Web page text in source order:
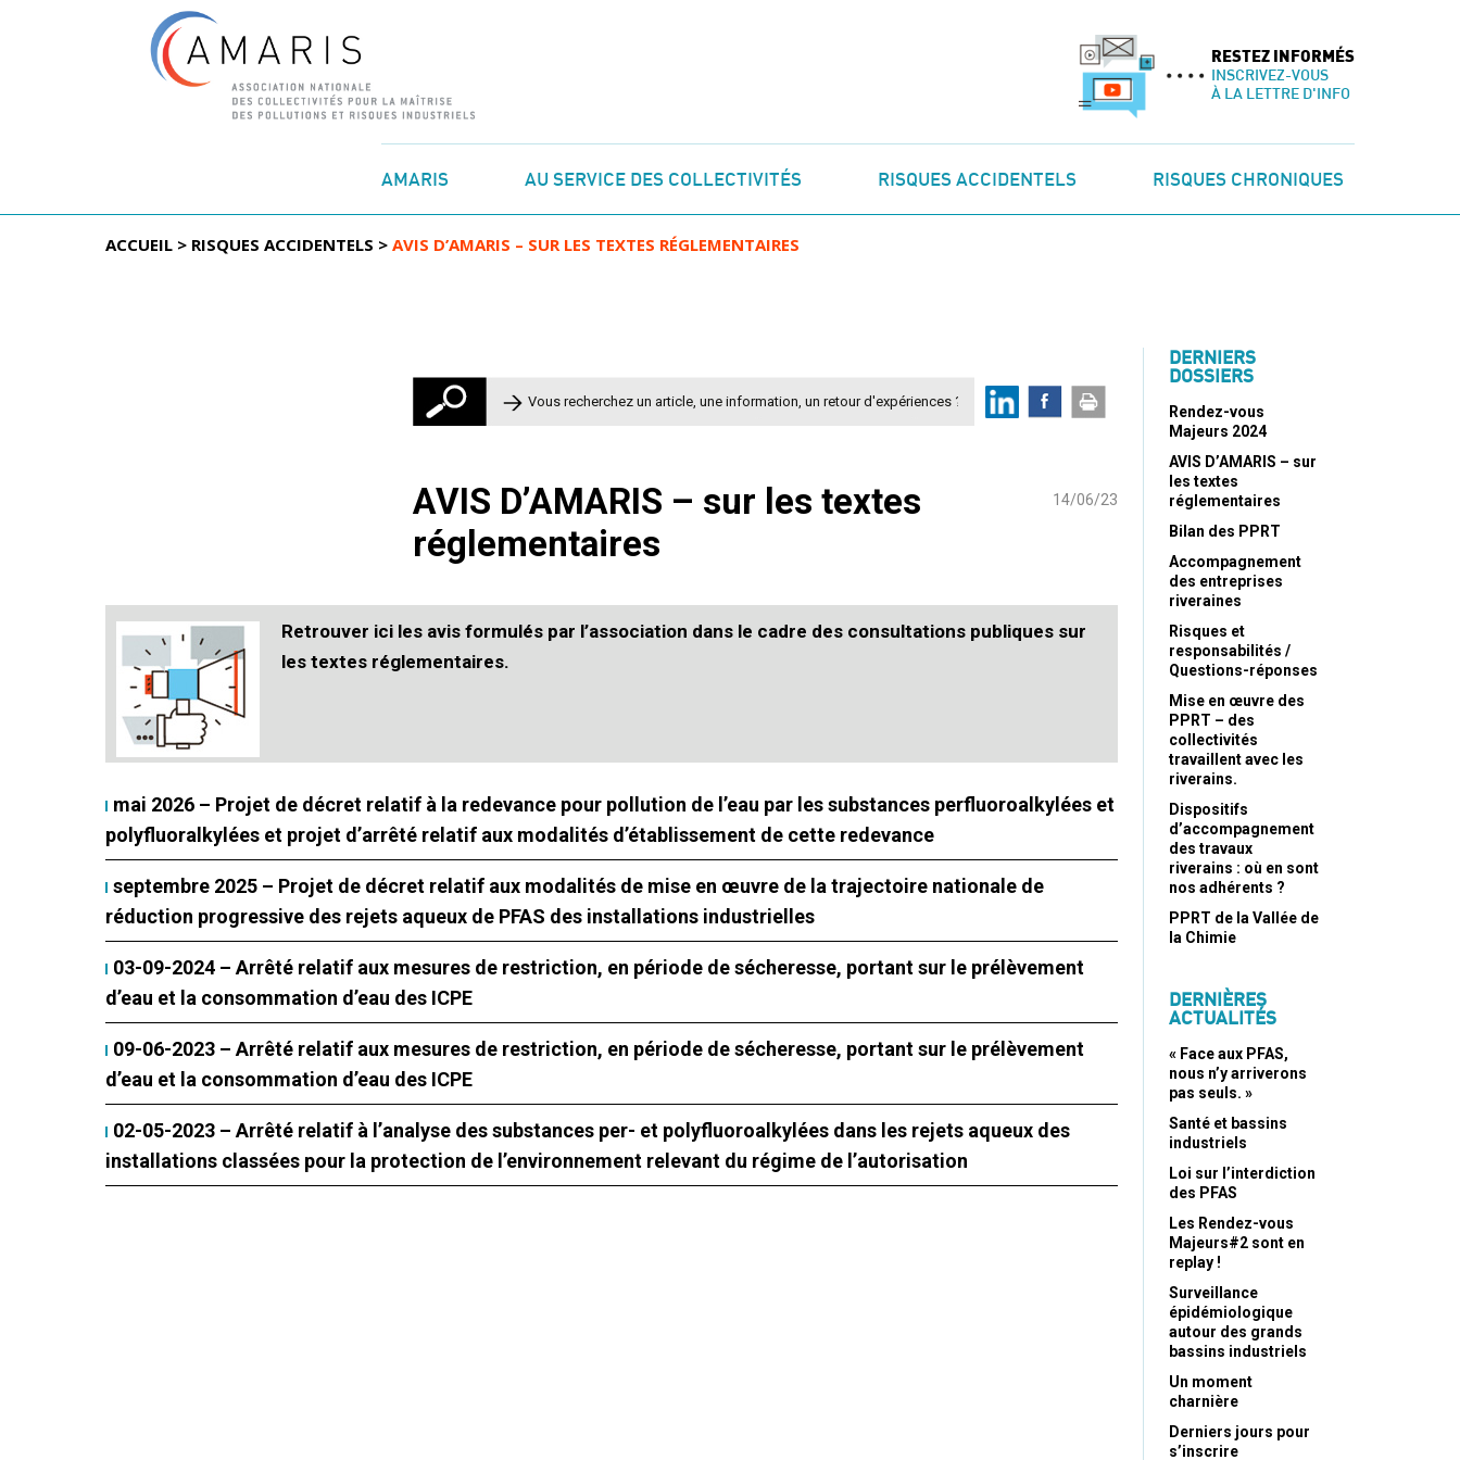
RESTEZ INFORMÉS
INSCRIVEZ-VOUS
À LA LETTRE D'INFO
AMARIS AU SERVICE DES COLLECTIVITÉS RISQUES ACCIDENTELS RISQUES CHRONIQUES
ACCUEIL > RISQUES ACCIDENTELS > AVIS D’AMARIS – SUR LES TEXTES RÉGLEMENTAIRES
Rechercher :
AVIS D’AMARIS – sur les textes
réglementaires
14/06/23
Retrouver ici les avis formulés par l’association dans le cadre des consultations publiques sur
les textes réglementaires.
mai 2026 – Projet de décret relatif à la redevance pour pollution de l’eau par les substances perfluoroalkylées et
polyfluoralkylées et projet d’arrêté relatif aux modalités d’établissement de cette redevance
septembre 2025 – Projet de décret relatif aux modalités de mise en œuvre de la trajectoire nationale de
réduction progressive des rejets aqueux de PFAS des installations industrielles
03-09-2024 – Arrêté relatif aux mesures de restriction, en période de sécheresse, portant sur le prélèvement
d’eau et la consommation d’eau des ICPE
09-06-2023 – Arrêté relatif aux mesures de restriction, en période de sécheresse, portant sur le prélèvement
d’eau et la consommation d’eau des ICPE
02-05-2023 – Arrêté relatif à l’analyse des substances per- et polyfluoroalkylées dans les rejets aqueux des
installations classées pour la protection de l’environnement relevant du régime de l’autorisation
DERNIERS
DOSSIERS
Rendez-vous
Majeurs 2024
AVIS D’AMARIS – sur
les textes
réglementaires
Bilan des PPRT
Accompagnement
des entreprises
riveraines
Risques et
responsabilités /
Questions-réponses
Mise en œuvre des
PPRT – des
collectivités
travaillent avec les
riverains.
Dispositifs
d’accompagnement
des travaux
riverains : où en sont
nos adhérents ?
PPRT de la Vallée de
la Chimie
DERNIÈRES
ACTUALITÉS
« Face aux PFAS,
nous n’y arriverons
pas seuls. »
Santé et bassins
industriels
Loi sur l’interdiction
des PFAS
Les Rendez-vous
Majeurs#2 sont en
replay !
Surveillance
épidémiologique
autour des grands
bassins industriels
Un moment
charnière
Derniers jours pour
s’inscrire